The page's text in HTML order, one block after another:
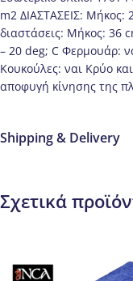
m2 ΔΙΑΣΤΑΣΕΙΣ: Μήκος:
διαστάσεις: Μήκος: 36
– 20 deg; C Φερμουάρ:
Κουκούλες: ναι Κρύο
αποφυγή κίνησης της
Shipping & Delivery
Σχετικά